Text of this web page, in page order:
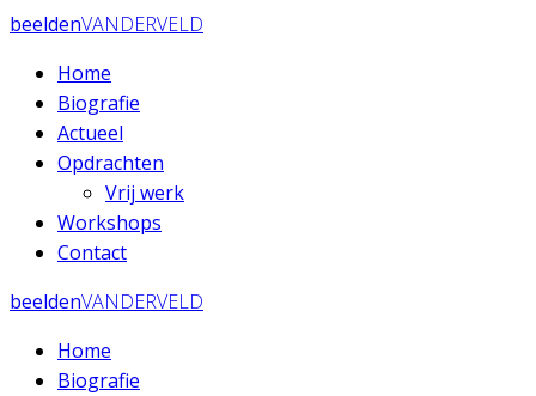
Ga
inhoud
beeldenVANDERVELD
Home
Biografie
Actueel
Opdrachten
Vrij werk
Workshops
Contact
beeldenVANDERVELD
Home
Biografie